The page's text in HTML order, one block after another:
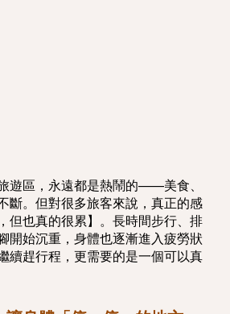
遊區，永遠都是熱鬧的——美食、
斷。但對很多旅客來說，真正的感
但也真的很累】。長時間步行、排
開始沉重，身體也逐漸進入疲勞狀
續趕行程，更需要的是一個可以真